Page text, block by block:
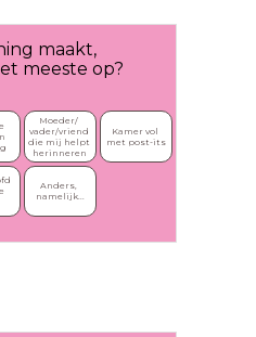
maakt,
meeste op?
Moeder/
vader/vriend
die mij helpt
herinneren
Kamer vol
met post-its
Anders,
namelijk...